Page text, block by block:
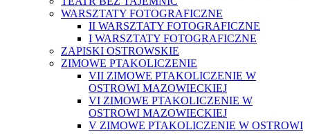
WARSZTATY FOTOGRAFICZNE
II WARSZTATY FOTOGRAFICZNE
I WARSZTATY FOTOGRAFICZNE
ZAPISKI OSTROWSKIE
ZIMOWE PTAKOLICZENIE
VII ZIMOWE PTAKOLICZENIE W
OSTROWI MAZOWIECKIEJ
VI ZIMOWE PTAKOLICZENIE W
OSTROWI MAZOWIECKIEJ
V ZIMOWE PTAKOLICZENIE W OSTROWI